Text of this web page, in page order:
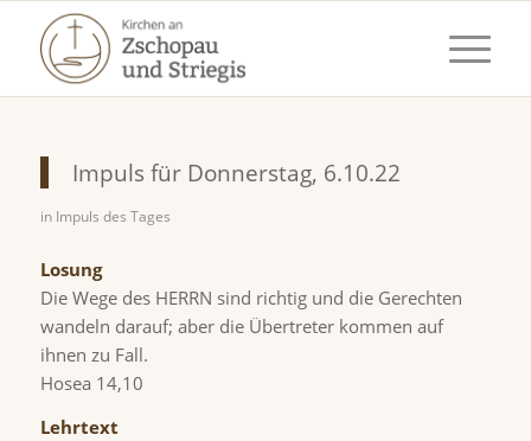
Impuls für Donnerstag, 6.10.22
in Impuls des Tages
Losung
Die Wege des HERRN sind richtig und die Gerechten
wandeln darauf; aber die Übertreter kommen auf
ihnen zu Fall.
Hosea 14,10
Lehrtext